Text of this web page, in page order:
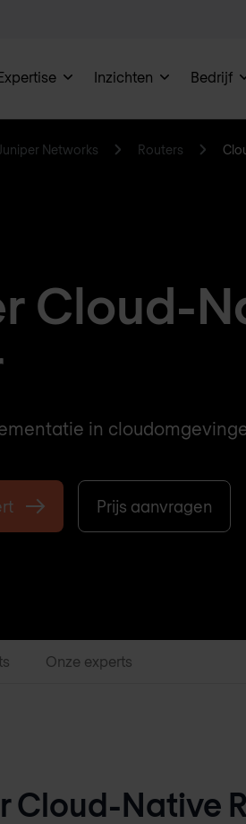
Inzichten Bedrijf
Networks Routers
Cloud-
in
Prijs aanvragen
Onze experts
Cloud-Native